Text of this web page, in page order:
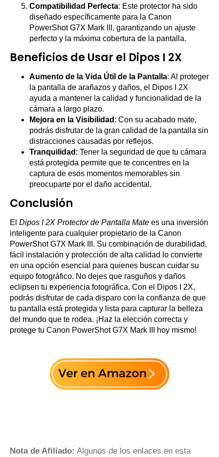
Compatibilidad Perfecta: Este protector ha sido
diseñado específicamente para la Canon
PowerShot G7X Mark III, garantizando un ajuste
perfecto y la máxima cobertura de la pantalla.
Beneficios de Usar el Dipos I 2X
Aumento de la Vida Útil de la Pantalla: Al proteger
la pantalla de arañazos y daños, el Dipos I 2X
ayuda a mantener la calidad y funcionalidad de la
cámara a largo plazo.
Mejora en la Visibilidad : Con su acabado mate,
podrás disfrutar de la gran calidad de la pantalla sin
distracciones causadas por reflejos.
Tranquilidad : Tener la seguridad de que tu cámara
está protegida permite que te concentres en la
captura de esos momentos memorables sin
preocuparte por el daño accidental.
Conclusión
El Dipos I 2X Protector de Pantalla Mate es una inversión
inteligente para cualquier propietario de la Canon
PowerShot G7X Mark III. Su combinación de durabilidad,
fácil instalación y protección de alta calidad lo convierte
en una opción esencial para quienes buscan cuidar su
equipo fotográfico. No dejes que rasguños y daños
eclipsen tu experiencia fotográfica. Con el Dipos I 2X,
podrás disfrutar de cada disparo con la confianza de que
tu pantalla está protegida y lista para capturar la belleza
del mundo que te rodea. ¡Haz la elección correcta y
protege tu Canon PowerShot G7X Mark III hoy mismo!
Nota de Afiliado: Algunos de los enlaces en esta